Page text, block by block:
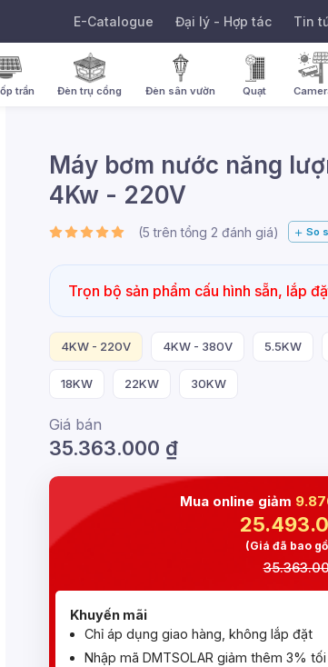
E-Catalogue Đại lý - Hợp tác Tin
trần Đèn trụ cổng Đèn sân vườn Quạt
Máy bơm nước năng
4Kw - 220V
(5 trên tổng 2 đánh giá) So
Trọn bộ sản phẩm cấu hình sẵn, lắp
4KW - 220V 4KW - 380V 5.5KW
18KW 22KW 30KW
Giá bán
35.363.000 ₫
Mua online giảm
(Giá đã bao
Khuyến mãi
Chỉ áp dụng giao hàng, không lắp đặt
Nhập mã DMTSOLAR giảm thêm 3%